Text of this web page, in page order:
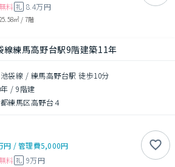
料 礼 8.4万円
25.58㎡ / 7階
線練馬高野台駅9階建築11年
袋線 / 練馬高野台駅 徒歩10分
/9階建
練馬区高野台４
円 /管理費5,000円
料 礼 9万円